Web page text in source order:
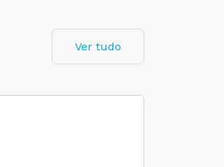
Ver tudo